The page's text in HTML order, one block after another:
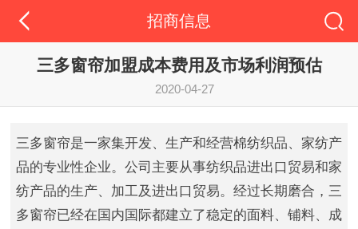
招商信息
三多窗帘加盟成本费用及市场利润预估
2020-04-27
三多窗帘是一家集开发、生产和经营棉纺织品、家纺产
品的专业性企业。公司主要从事纺织品进出口贸易和家
纺产品的生产、加工及进出口贸易。经过长期磨合，三
多窗帘已经在国内国际都建立了稳定的面料、铺料、成